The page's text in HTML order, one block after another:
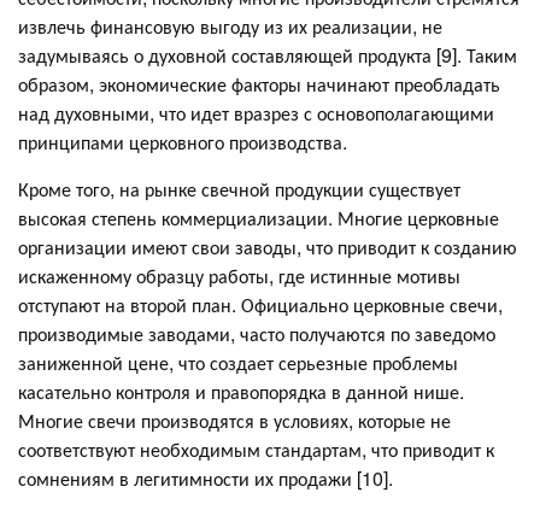
извлечь финансовую выгоду из их реализации, не
задумываясь о духовной составляющей продукта [9]. Таким
образом, экономические факторы начинают преобладать
над духовными, что идет вразрез с основополагающими
принципами церковного производства.
Кроме того, на рынке свечной продукции существует
высокая степень коммерциализации. Многие церковные
организации имеют свои заводы, что приводит к созданию
искаженному образцу работы, где истинные мотивы
отступают на второй план. Официально церковные свечи,
производимые заводами, часто получаются по заведомо
заниженной цене, что создает серьезные проблемы
касательно контроля и правопорядка в данной нише.
Многие свечи производятся в условиях, которые не
соответствуют необходимым стандартам, что приводит к
сомнениям в легитимности их продажи [10].